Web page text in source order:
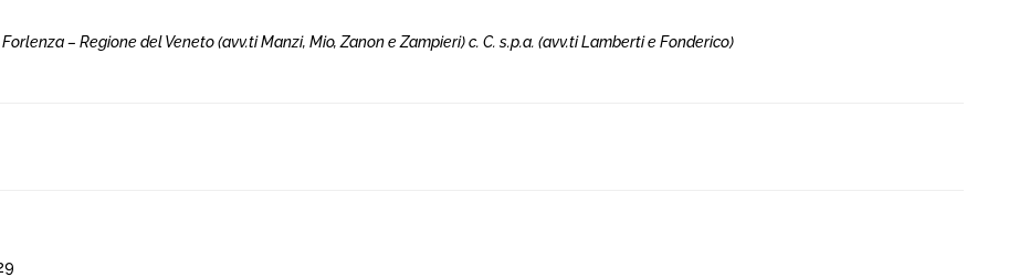
– Regione del Veneto (avv.ti Manzi, Mio, Zanon e Zampieri) c. C. s.p.a. (avv.ti Lamberti e Fonderico)